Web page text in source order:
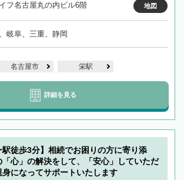
フ名古屋丸の内ビル6階
地図
岐阜、三重、静岡
名古屋市 栄駅
詳細を見る
駅徒歩3分】相続でお困りの方に寄り添
「心」の解決をして、「安心」していただ
身になってサポートいたします